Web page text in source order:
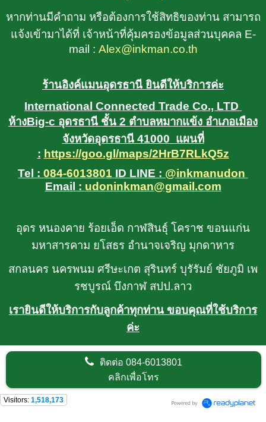
หากท่านมีคำถาม หรือต้องการใช้สิทธิของท่าน สามารถ
แจ้งเข้ามาได้ที่ เจ้าหน้าที่คุ้มครองข้อมูลส่วนบุคคล E-
mail : Alex@inkman.co.th
ร้านอิงค์แมนอุดรธานี ยินดีให้บริการค่ะ
International Connected Trade Co., LTD
ห้างBig-c อุดรธานี ชั้น 2 ตำบลหมากแข้ง อำเภอเมือง
จังหวัดอุดรธานี 41000 แผนที่
: https://goo.gl/maps/2HrB7RLkQ5z
Tel : 084-6013801 ID LINE : @inkmanudon
Email : udoninkman@gmail.com
อุดร หนองคาย ร้อยเอ็ด กาฬสินธุ์ โคราช ขอนแก่น
มหาสารคาม ยโสธร อำนาจเจริญ มุกดาหาร
สกลนคร นครพนม ศรีษะเกต สุรินทร์ บุรัรัมย์ ชัยภูมิ เพ
รชบูรณ์ บึงกาฬ สปป.ลาว
เรายินดีให้บริการกับลูกค้าทุกท่าน ขอบคุณที่ใช้บริการ
ค่ะ
ติดต่อ 084-6013801
คลิกเพื่อโทร
Visitors: 1,518,173